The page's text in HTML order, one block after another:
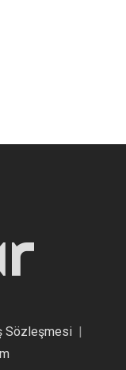
Sözleşmesi|